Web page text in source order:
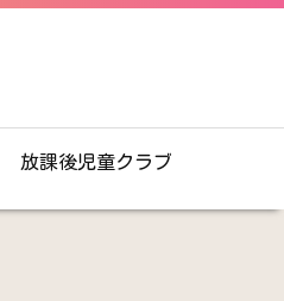
放課後児童クラブ